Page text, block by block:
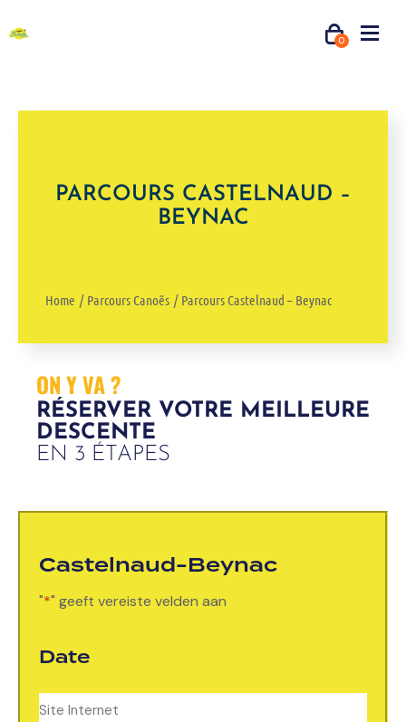
0
PARCOURS CASTELNAUD –
BEYNAC
Home Parcours Canoës Parcours Castelnaud – Beynac
ON Y VA ?
RÉSERVER VOTRE MEILLEURE
DESCENTE
EN 3 ÉTAPES
Castelnaud-Beynac
"*" geeft vereiste velden aan
Date